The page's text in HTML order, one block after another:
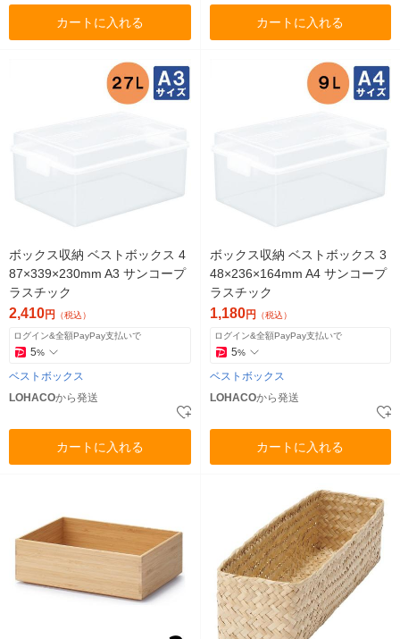
カートに入れる カートに入れる
ボックス収納 ベストボックス 4
87×339×230mm A3 サンコープ
ラスチック
2,410円 （税込）
ログイン&全額PayPay支払いで
5%
ベストボックス
LOHACOから発送
カートに入れる
ボックス収納 ベストボックス 3
48×236×164mm A4 サンコープ
ラスチック
1,180円 （税込）
ログイン&全額PayPay支払いで
5%
ベストボックス
LOHACOから発送
カートに入れる